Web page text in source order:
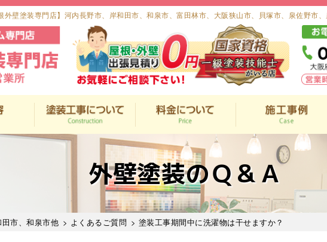
壁塗装専門店】河内長野市、岸和田市、和泉市、富田林市、大阪狭山市、貝塚市、泉佐野市
外壁塗装のＱ＆Ａ
市、和泉市他 > よくあるご質問 > 塗装工事期間中に洗濯物は干せますか？